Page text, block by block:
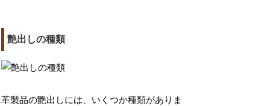
艶出しの種類
革製品の艶出しには、いくつか種類がありま